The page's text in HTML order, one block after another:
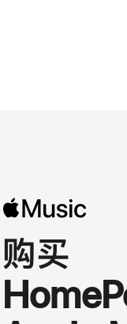
购买